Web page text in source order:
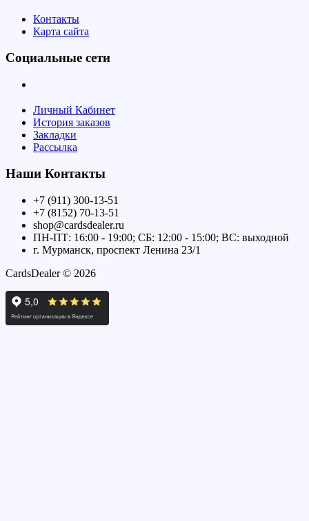
Контакты
Карта сайта
Социальные сети
Личный Кабинет
История заказов
Закладки
Рассылка
Наши Контакты
+7 (911) 300-13-51
+7 (8152) 70-13-51
shop@cardsdealer.ru
ПН-ПТ: 16:00 - 19:00; СБ: 12:00 - 15:00; ВС: выходной
г. Мурманск, проспект Ленина 23/1
CardsDealer © 2026